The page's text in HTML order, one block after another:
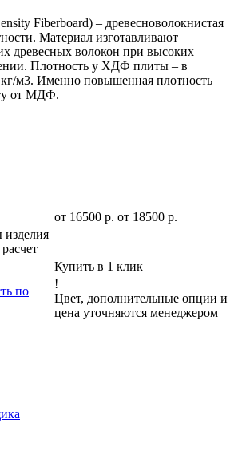
Fiberboard) – древесноволокнистая
Материал изготавливают
древесных волокон при высоких
Плотность у ХДФ плиты – в
кг/м3. Именно повышенная плотность
от МДФ.
от 16500 р. от 18500 р.
изделия
Купить в 1 клик
по
!
Цвет, дополнительные опции и
цена уточняются менеджером